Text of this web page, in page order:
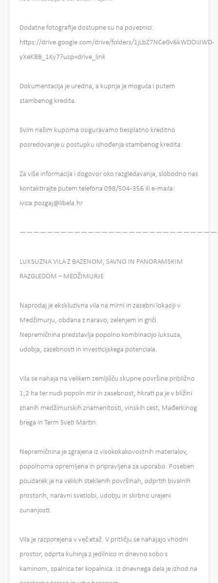
Dodatne fotografije dostupne su na poveznici:
https://drive.google.com/drive/folders/1jLbZ7NCeGv6kWDOIiIWD-
yXeKBB_1Ky7?usp=drive_link
Dokumentacija je uredna, a kupnja je moguća i putem
stambenog kredita.
Svim našim kupcima osiguravamo besplatno kreditno
posredovanje u postupku ishođenja stambenog kredita.
Za više informacija i dogovor oko razgledavanja, slobodno nas
kontaktirajte putem telefona 098/504-356 ili e-maila:
ivica.pozgaj@libela.hr
LUKSUZNA VILA Z BAZENOM, SAVNO IN PANORAMSKIM
RAZGLEDOM – MEDŽIMURJE
Naprodaj je ekskluzivna vila na mirni in zasebni lokaciji v
Medžimurju, obdana z naravo, zelenjem in griči.
Nepremičnina predstavlja popolno kombinacijo luksuza,
udobja, zasebnosti in investicijskega potenciala.
Vila se nahaja na velikem zemljišču skupne površine približno
1,2 ha ter nudi popoln mir in zasebnost, hkrati pa je v bližini
znanih medžimurskih znamenitosti, vinskih cest, Mađerkinog
brega in Term Sveti Martin.
Nepremičnina je zgrajena iz visokokakovostnih materialov,
popolnoma opremljena in pripravljena za uporabo. Poseben
poudarek je na velikih steklenih površinah, odprtih bivalnih
prostorih, naravni svetlobi, udobju in skrbno urejeni
zunanjosti.
Vila je razporejena v več etaž. V pritličju se nahajajo vhodni
prostor, odprta kuhinja z jedilnico in dnevno sobo s
kaminom, spalnica ter kopalnica. Iz dnevnega dela je izhod na